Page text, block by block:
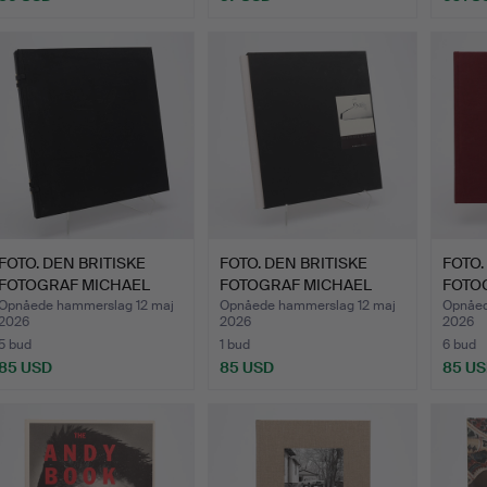
DEN BRITISKE
MICHAEL
hammerslag 12 maj
bud
USD
FOTO. DEN BRITISKE
FOTOGRAF MICHAEL
KENNAS…
Opnåede hammerslag 12 maj
2026
1 bud
85 USD
2026
6 bud
85